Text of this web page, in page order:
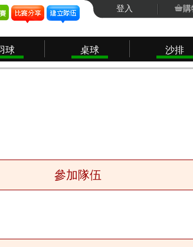
登入 購
球 桌球 沙排
參加隊伍